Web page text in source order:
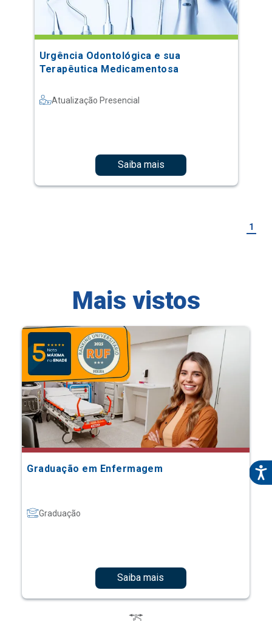
Urgência Odontológica e sua
Terapêutica Medicamentosa
Atualização Presencial
Saiba mais
1
Mais vistos
Graduação em Enfermagem
Graduação
Saiba mais